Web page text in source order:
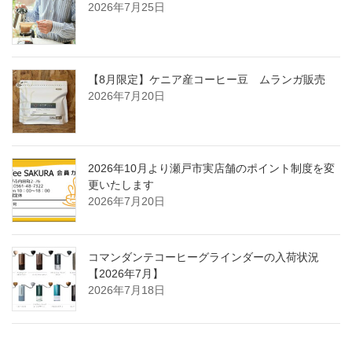
2026年7月25日
【8月限定】ケニア産コーヒー豆 ムランガ販売
2026年7月20日
2026年10月より瀬戸市実店舗のポイント制度を変
更いたします
2026年7月20日
コマンダンテコーヒーグラインダーの入荷状況
【2026年7月】
2026年7月18日